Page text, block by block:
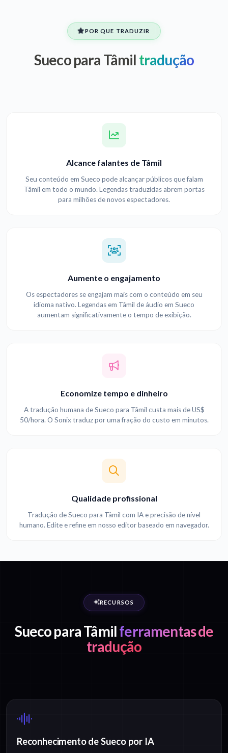
POR QUE TRADUZIR
Sueco para Tâmil tradução
Alcance falantes de Tâmil
Seu conteúdo em Sueco pode alcançar públicos que falam
Tâmil em todo o mundo. Legendas traduzidas abrem portas
para milhões de novos espectadores.
Aumente o engajamento
Os espectadores se engajam mais com o conteúdo em seu
idioma nativo. Legendas em Tâmil de áudio em Sueco
aumentam significativamente o tempo de exibição.
Economize tempo e dinheiro
A tradução humana de Sueco para Tâmil custa mais de US$
50/hora. O Sonix traduz por uma fração do custo em minutos.
Qualidade profissional
Tradução de Sueco para Tâmil com IA e precisão de nível
humano. Edite e refine em nosso editor baseado em navegador.
RECURSOS
Sueco para Tâmilferramentas de
tradução
Reconhecimento de Sueco por IA